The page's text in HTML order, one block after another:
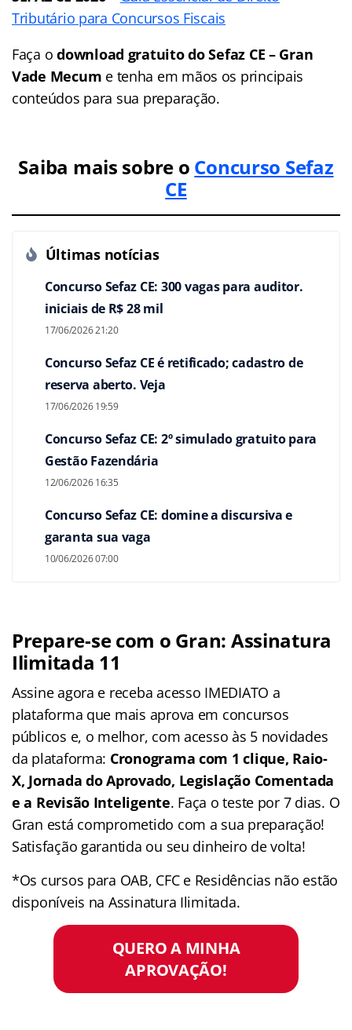
Tributário para Concursos Fiscais
Faça o download gratuito do Sefaz CE – Gran
Vade Mecum e tenha em mãos os principais
conteúdos para sua preparação.
Saiba mais sobre o Concurso Sefaz
CE
Últimas notícias
Concurso Sefaz CE: 300 vagas para auditor.
iniciais de R$ 28 mil
17/06/2026 21:20
Concurso Sefaz CE é retificado; cadastro de
reserva aberto. Veja
17/06/2026 19:59
Concurso Sefaz CE: 2º simulado gratuito para
Gestão Fazendária
12/06/2026 16:35
Concurso Sefaz CE: domine a discursiva e
garanta sua vaga
10/06/2026 07:00
Prepare-se com o Gran: Assinatura
Ilimitada 11
Assine agora e receba acesso IMEDIATO a
plataforma que mais aprova em concursos
públicos e, o melhor, com acesso às 5 novidades
da plataforma: Cronograma com 1 clique, Raio-
X, Jornada do Aprovado, Legislação Comentada
e a Revisão Inteligente. Faça o teste por 7 dias. O
Gran está comprometido com a sua preparação!
Satisfação garantida ou seu dinheiro de volta!
*Os cursos para OAB, CFC e Residências não estão
disponíveis na Assinatura Ilimitada.
QUERO A MINHA
APROVAÇÃO!